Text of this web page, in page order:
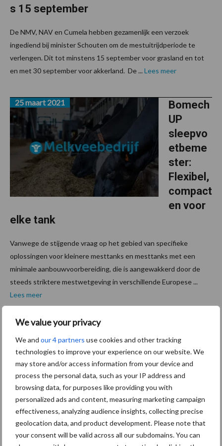
We value your privacy
We and our 4 partners use cookies and other tracking
technologies to improve your experience on our website. We
may store and/or access information from your device and
process the personal data, such as your IP address and
browsing data, for purposes like providing you with
personalized ads and content, measuring marketing campaign
effectiveness, analyzing audience insights, collecting precise
geolocation data, and product development. Please note that
your consent will be valid across all our subdomains. You can
s 15 september
De NMV, NAV en Cumela hebben gezamenlijk een verzoek
ingediend bij minister Schouten om de mestuitrijdperiode te
verlengen. Dit tot minstens 15 september voor grasland en tot
en met 30 september voor akkerland. De ... Lees meer
Bomech
UP
sleepvo
etbeme
ster:
Flexibel,
compact
en voor
elke tank
25 maart 2021
Vanwege de stijgende vraag op het gebied van specifieke
oplossingen voor kleinere mesttanks en mesttanks met een
minimale aanbouwvoorbereiding, die is aangewakkerd door de
steeds striktere mestwetgeving in verschillende Europese ...
Lees meer
ng
lanceert
innovati
es in
mestver
deel- en
pompte
23 november 2020